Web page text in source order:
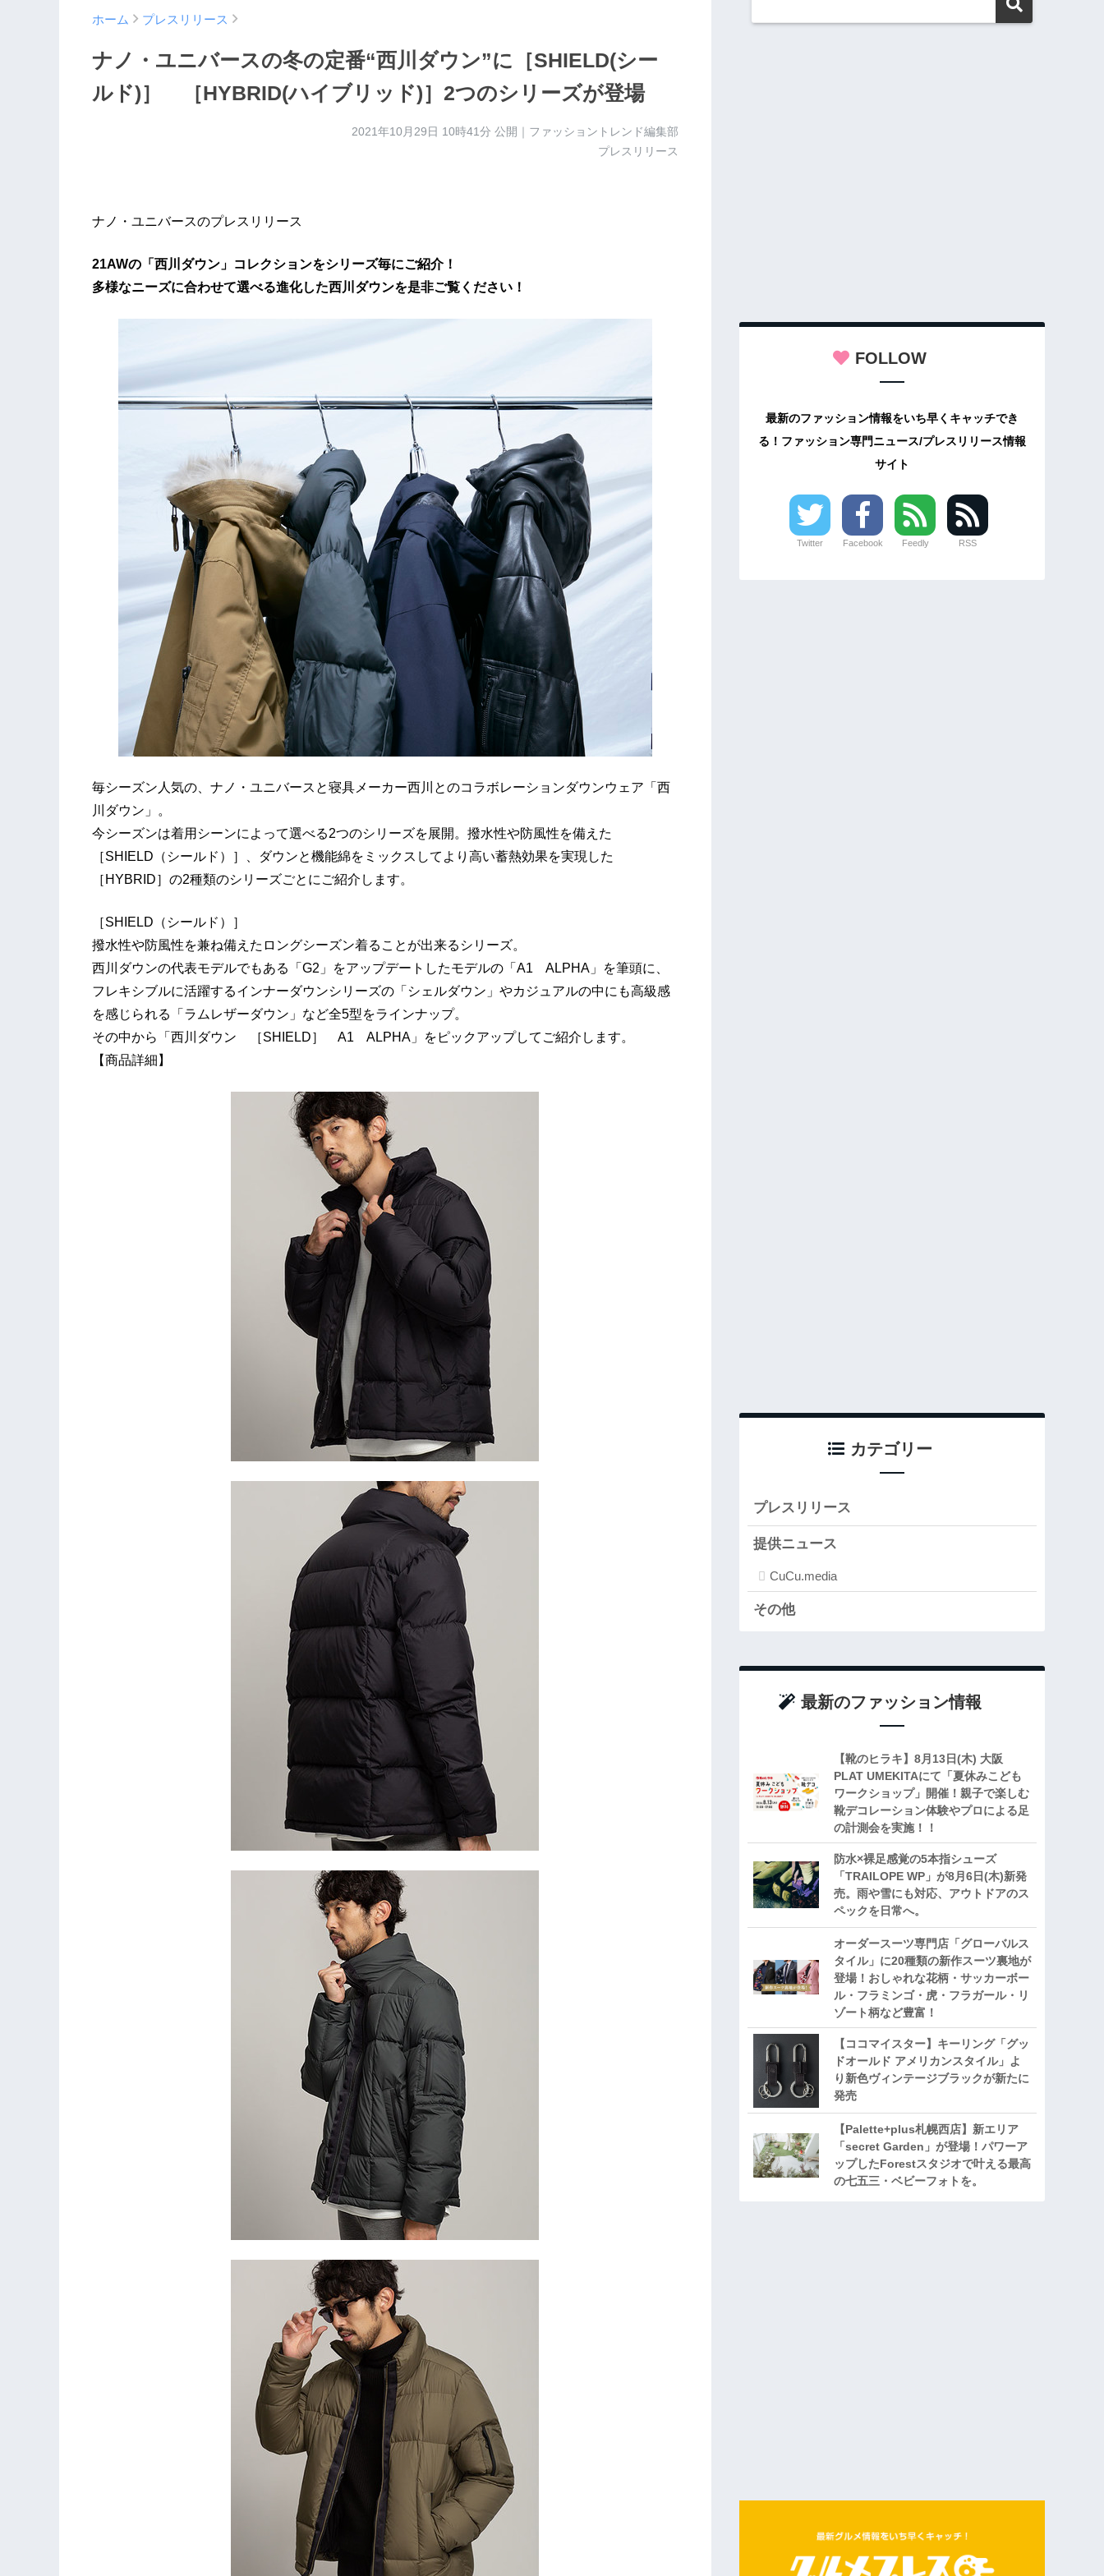
ホーム プレスリリース
ナノ・ユニバースの冬の定番“西川ダウン”に［SHIELD(シー
ルド)］ ［HYBRID(ハイブリッド)］2つのシリーズが登場
2021年10月29日 10時41分 公開｜ファッショントレンド編集部
プレスリリース
ナノ・ユニバースのプレスリリース
21AWの「西川ダウン」コレクションをシリーズ毎にご紹介！
多様なニーズに合わせて選べる進化した西川ダウンを是非ご覧ください！
毎シーズン人気の、ナノ・ユニバースと寝具メーカー西川とのコラボレーションダウンウェア「西
川ダウン」。
今シーズンは着用シーンによって選べる2つのシリーズを展開。撥水性や防風性を備えた
［SHIELD（シールド）］、ダウンと機能綿をミックスしてより高い蓄熱効果を実現した
［HYBRID］の2種類のシリーズごとにご紹介します。
［SHIELD（シールド）］
撥水性や防風性を兼ね備えたロングシーズン着ることが出来るシリーズ。
西川ダウンの代表モデルでもある「G2」をアップデートしたモデルの「A1 ALPHA」を筆頭に、
フレキシブルに活躍するインナーダウンシリーズの「シェルダウン」やカジュアルの中にも高級感
を感じられる「ラムレザーダウン」など全5型をラインナップ。
その中から「西川ダウン ［SHIELD］ A1 ALPHA」をピックアップしてご紹介します。
【商品詳細】
FOLLOW
最新のファッション情報をいち早くキャッチでき
る！ファッション専門ニュース/プレスリリース情報
サイト
Twitter Facebook Feedly RSS
カテゴリー
プレスリリース
提供ニュース
CuCu.media
その他
最新のファッション情報
【靴のヒラキ】8月13日(木) 大阪
PLAT UMEKITAにて「夏休みこども
ワークショップ」開催！親子で楽しむ
靴デコレーション体験やプロによる足
の計測会を実施！！
防水×裸足感覚の5本指シューズ
「TRAILOPE WP」が8月6日(木)新発
売。雨や雪にも対応、アウトドアのス
ペックを日常へ。
オーダースーツ専門店「グローバルス
タイル」に20種類の新作スーツ裏地が
登場！おしゃれな花柄・サッカーボー
ル・フラミンゴ・虎・フラガール・リ
ゾート柄など豊富！
【ココマイスター】キーリング「グッ
ドオールド アメリカンスタイル」よ
り新色ヴィンテージブラックが新たに
発売
【Palette+plus札幌西店】新エリア
「secret Garden」が登場！パワーア
ップしたForestスタジオで叶える最高
の七五三・ベビーフォトを。